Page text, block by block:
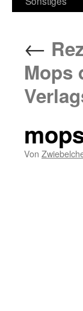
←
Mops
Von